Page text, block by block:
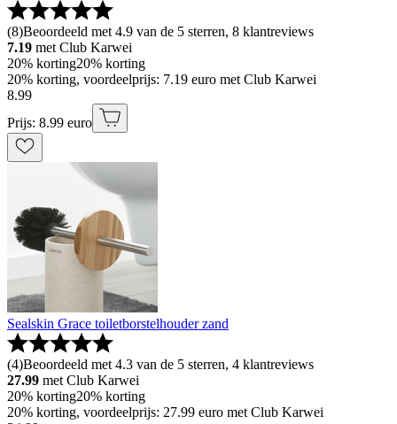
(8)Beoordeeld met 4.9 van de 5 sterren, 8 klantreviews
7.19 met Club Karwei
20% korting20% korting
20% korting, voordeelprijs: 7.19 euro met Club Karwei
8.99
Prijs: 8.99 euro
Sealskin Grace toiletborstelhouder zand
(4)Beoordeeld met 4.3 van de 5 sterren, 4 klantreviews
27.99 met Club Karwei
20% korting20% korting
20% korting, voordeelprijs: 27.99 euro met Club Karwei